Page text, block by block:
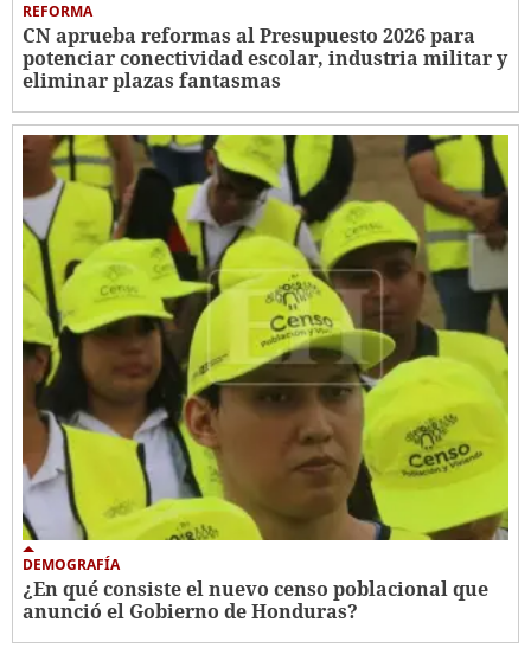
REFORMA
CN aprueba reformas al Presupuesto 2026 para
potenciar conectividad escolar, industria militar y
eliminar plazas fantasmas
DEMOGRAFÍA
¿En qué consiste el nuevo censo poblacional que
anunció el Gobierno de Honduras?